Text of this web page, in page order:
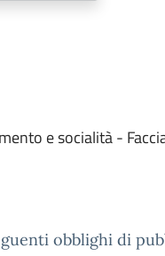
e socialità -
obblighi di